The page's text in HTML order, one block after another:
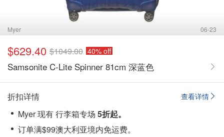
Myer 06-23
$629.40 $1049.00 40% off
Samsonite C-Lite Spinner 81cm 深蓝色
查看详情
折扣详情
Myer 现有 行李箱专场 5折起。
订单满$99澳大利亚境内免运费。